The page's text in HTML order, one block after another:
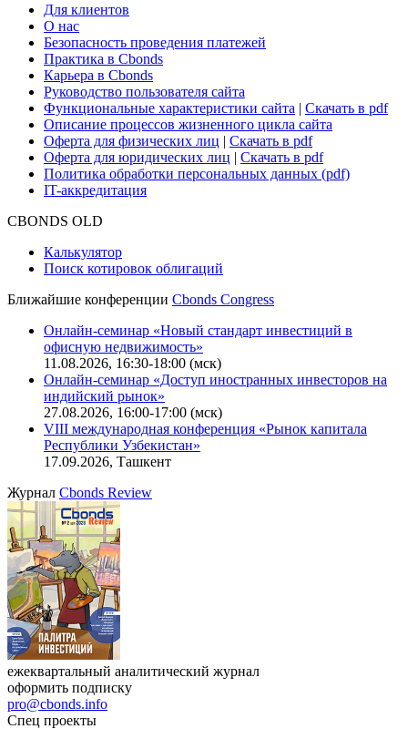
Для клиентов
О нас
Безопасность проведения платежей
Практика в Cbonds
Карьера в Cbonds
Руководство пользователя сайта
Функциональные характеристики сайта | Скачать в pdf
Описание процессов жизненного цикла сайта
Оферта для физических лиц | Скачать в pdf
Оферта для юридических лиц | Скачать в pdf
Политика обработки персональных данных (pdf)
IT-аккредитация
CBONDS OLD
Калькулятор
Поиск котировок облигаций
Ближайшие конференции Cbonds Congress
Онлайн-семинар «Новый стандарт инвестиций в
офисную недвижимость»
11.08.2026, 16:30-18:00 (мск)
Онлайн-семинар «Доступ иностранных инвесторов на
индийский рынок»
27.08.2026, 16:00-17:00 (мск)
VIII международная конференция «Рынок капитала
Республики Узбекистан»
17.09.2026, Ташкент
Журнал Cbonds Review
ежеквартальный аналитический журнал
оформить подписку
pro@cbonds.info
Спец проекты